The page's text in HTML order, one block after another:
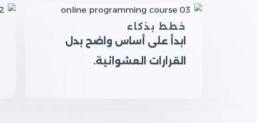
خطط بذكاء
ابدأ على أساس واضح بدل
القرارات العشوائية.